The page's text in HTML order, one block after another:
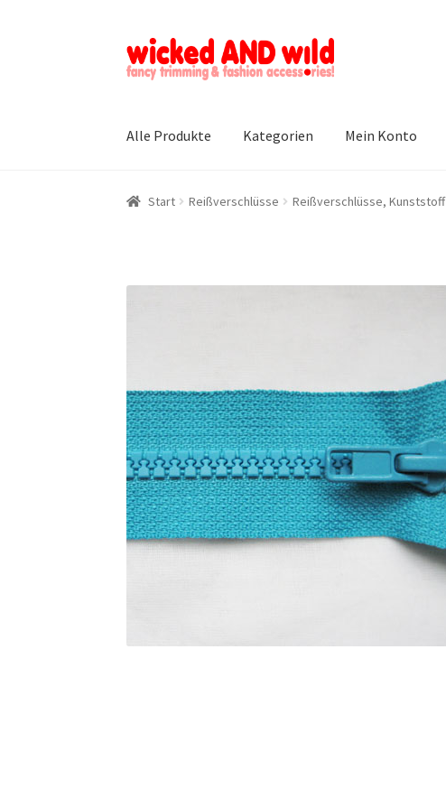
Zur
Navigation
Zum
Inhalt
Alle Produkte Kategorien Mein Konto
Start Reißverschlüsse Reißverschlüsse, Kunststoff